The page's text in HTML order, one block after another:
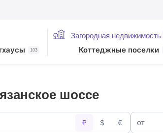
103
Загородная недвижимость
Коттеджные поселки
шоссе
₽ $ € от